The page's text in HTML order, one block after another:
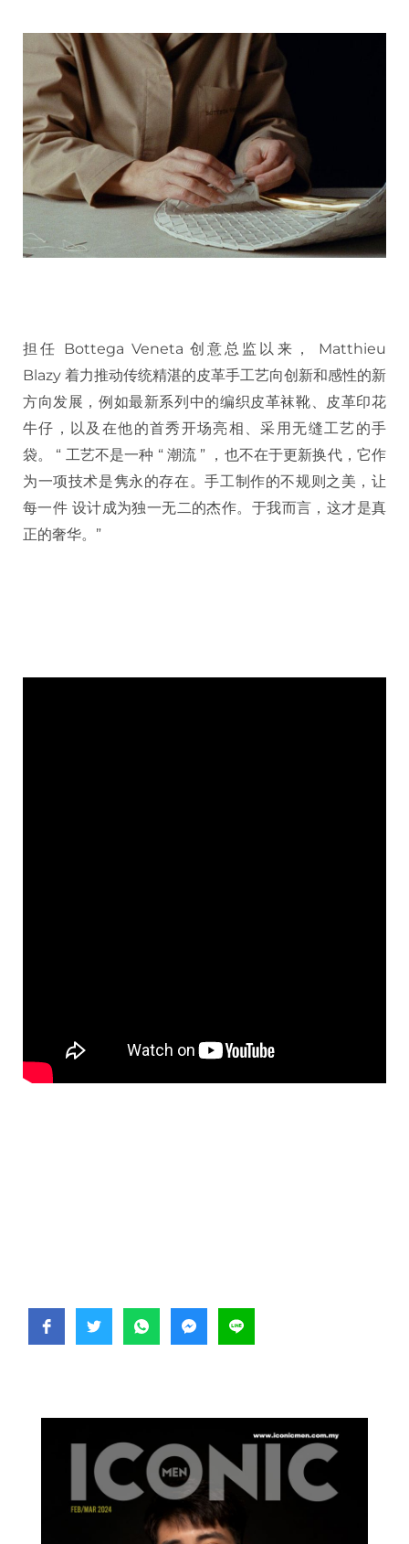
担任 Bottega Veneta 创意总监以来， Matthieu
Blazy 着力推动传统精湛的皮革手工艺向创新和感性的新
方向发展，例如最新系列中的编织皮革袜靴、皮革印花
牛仔，以及在他的首秀开场亮相、采用无缝工艺的手
袋。 “ 工艺不是一种 “ 潮流 ” ，也不在于更新换代，它作
为一项技术是隽永的存在。手工制作的不规则之美，让
每一件 设计成为独一无二的杰作。于我而言，这才是真
正的奢华。”